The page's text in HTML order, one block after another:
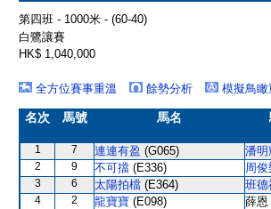
第四班 - 1000米 - (60-40)
白鷺讓賽
HK$ 1,040,000
全方位賽事重溫
餘勢分析 模擬鳥瞰
名次 馬號 馬名
1 7 連連有盈 (G065) 潘明
2
9 不可擋 (E336) 周俊
3
6 太陽拍檔 (E364) 班德
4
2 龍寶寶 (E098) 薛恩